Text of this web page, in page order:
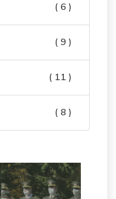
( 6 )
( 9 )
( 11 )
( 8 )